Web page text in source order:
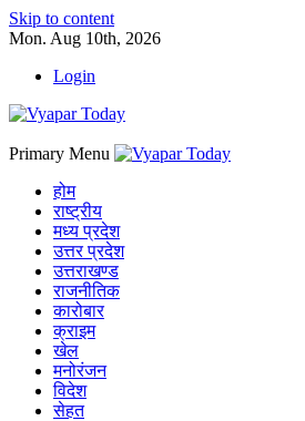
Skip to content
Mon. Aug 10th, 2026
Login
Primary Menu
होम
राष्ट्रीय
मध्य प्रदेश
उत्तर प्रदेश
उत्तराखण्ड
राजनीतिक
कारोबार
क्राइम
खेल
मनोरंजन
विदेश
सेहत